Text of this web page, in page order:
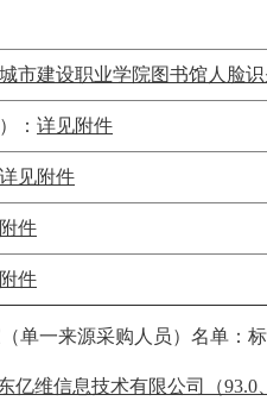
市建设职业学院图书馆人脸
： 详见附件
详见附件
件
件
单一来源采购人员）名单：
亿维信息技术有限公司（93.0